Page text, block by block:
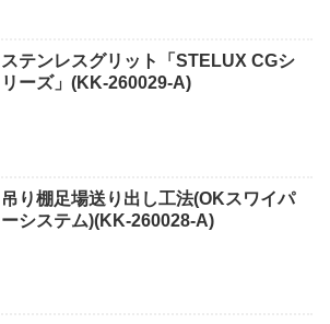
ステンレスグリット「STELUX CGシ
リーズ」(KK-260029-A)
吊り棚足場送り出し工法(OKスワイパ
ーシステム)(KK-260028-A)